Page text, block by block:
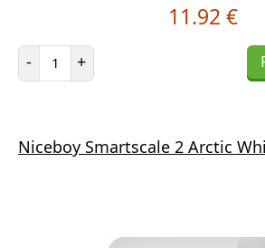
11.92 €
- Počet položiek
+
Niceboy Smartscale 2 Arctic